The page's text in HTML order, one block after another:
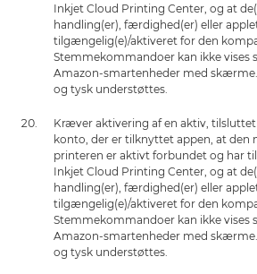
Inkjet Cloud Printing Center, og at
handling(er), færdighed(er) eller
tilgængelig(e)/aktiveret for den
Stemmekommandoer kan ikke vises
Amazon-smartenheder med
og tysk understøttes.
Kræver aktivering af en aktiv,
konto, der er tilknyttet appen, at den
printeren er aktivt forbundet og har
Inkjet Cloud Printing Center, og at
handling(er), færdighed(er) eller
tilgængelig(e)/aktiveret for den
Stemmekommandoer kan ikke vises
Amazon-smartenheder med
og tysk understøttes.